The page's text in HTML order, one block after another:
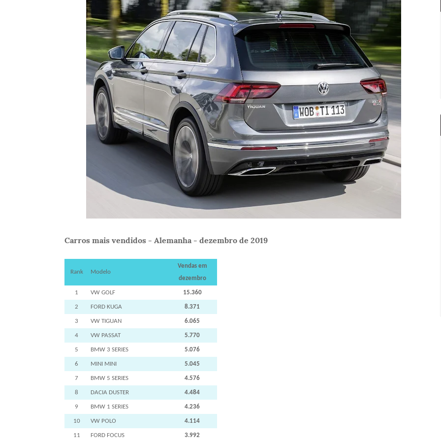
Carros mais vendidos - Alemanha - dezembro de 2019
Rank Modelo
Vendas em
dezembro
1 VW GOLF 15.360
2 FORD KUGA 8.371
3 VW TIGUAN 6.065
4 VW PASSAT 5.770
5 BMW 3 SERIES 5.076
6 MINI MINI 5.045
7 BMW 5 SERIES 4.576
8 DACIA DUSTER 4.484
9 BMW 1 SERIES 4.236
10 VW POLO 4.114
11 FORD FOCUS 3.992